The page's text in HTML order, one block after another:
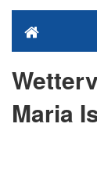
Maria